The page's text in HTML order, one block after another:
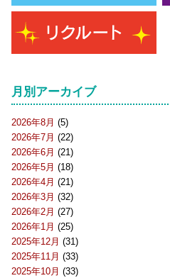
月別アーカイブ
2026年8月 (5)
2026年7月 (22)
2026年6月 (21)
2026年5月 (18)
2026年4月 (21)
2026年3月 (32)
2026年2月 (27)
2026年1月 (25)
2025年12月 (31)
2025年11月 (33)
2025年10月 (33)